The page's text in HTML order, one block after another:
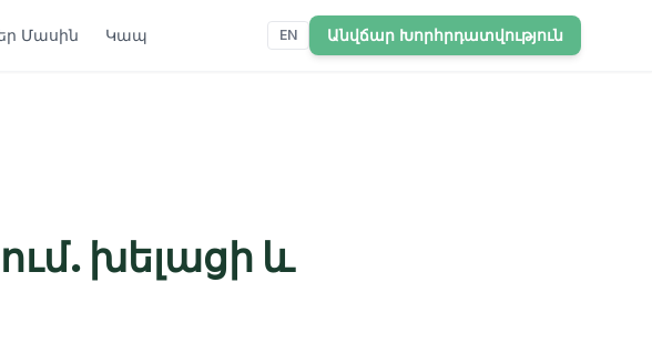
Մասին Կապ EN Անվճար Խորհրդատվություն
խելացի և